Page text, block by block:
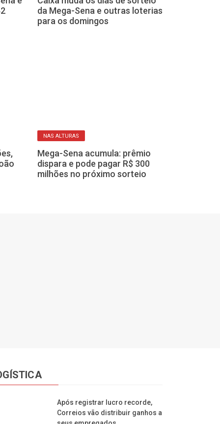
e
da Mega-Sena e outras loterias
para os domingos
NAS ALTURAS
Mega-Sena acumula: prêmio
dispara e pode pagar R$ 300
milhões no próximo sorteio
Após registrar lucro recorde,
Correios vão distribuir ganhos a